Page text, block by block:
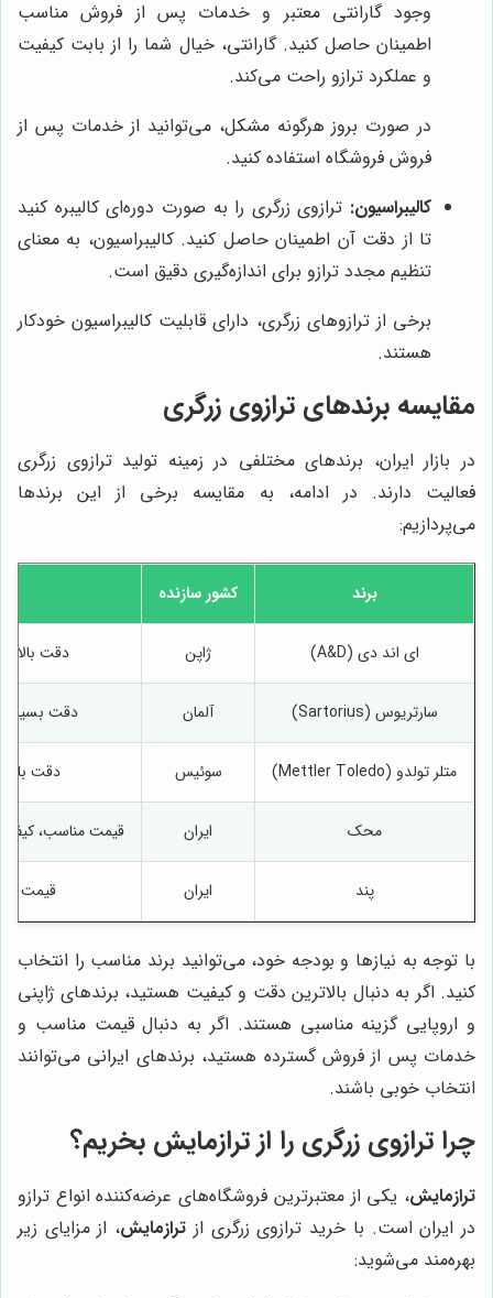
وجود گارانتی معتبر و خدمات پس از فروش مناسب
اطمینان حاصل کنید. گارانتی، خیال شما را از بابت کیفیت
و عملکرد ترازو راحت می‌کند.
در صورت بروز هرگونه مشکل، می‌توانید از خدمات پس از
فروش فروشگاه استفاده کنید.
کالیبراسیون: ترازوی زرگری را به صورت دوره‌ای کالیبره کنید
تا از دقت آن اطمینان حاصل کنید. کالیبراسیون، به معنای
تنظیم مجدد ترازو برای اندازه‌گیری دقیق است.
برخی از ترازوهای زرگری، دارای قابلیت کالیبراسیون خودکار
هستند.
مقایسه برندهای ترازوی زرگری
در بازار ایران، برندهای مختلفی در زمینه تولید ترازوی زرگری
فعالیت دارند. در ادامه، به مقایسه برخی از این برندها
می‌پردازیم:
برند کشور سازنده
ای اند دی (A&D) ژاپن دقت بالا،
سارتریوس (Sartorius) آلمان دقت بسیار
متلر تولدو (Mettler Toledo) سوئیس دقت
محک ایران قیمت مناسب،
پند ایران قیمت
با توجه به نیازها و بودجه خود، می‌توانید برند مناسب را انتخاب
کنید. اگر به دنبال بالاترین دقت و کیفیت هستید، برندهای ژاپنی
و اروپایی گزینه مناسبی هستند. اگر به دنبال قیمت مناسب و
خدمات پس از فروش گسترده هستید، برندهای ایرانی می‌توانند
انتخاب خوبی باشند.
چرا ترازوی زرگری را ازترازمایش بخریم؟
ترازمایش، یکی از معتبرترین فروشگاه‌های عرضه‌کننده انواع ترازو
در ایران است. با خرید ترازوی زرگری از ترازمایش، از مزایای زیر
بهره‌مند می‌شوید: